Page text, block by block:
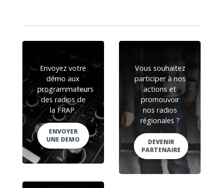
Envoyez votre
démo aux
programmateurs
des radios de
la FRAP.
ENVOYER
UNE DEMO
Vous souhaitez
participer à nos
actions et
promouvoir
nos radios
régionales ?
DEVENIR
PARTENAIRE